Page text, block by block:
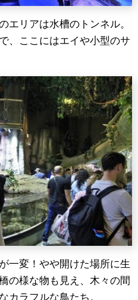
エリアは水槽のトンネル。
、ここにはエイや小型のサ
一変！やや開けた場所に生
の様な物も見え、木々の間
カラフルな鳥たち。